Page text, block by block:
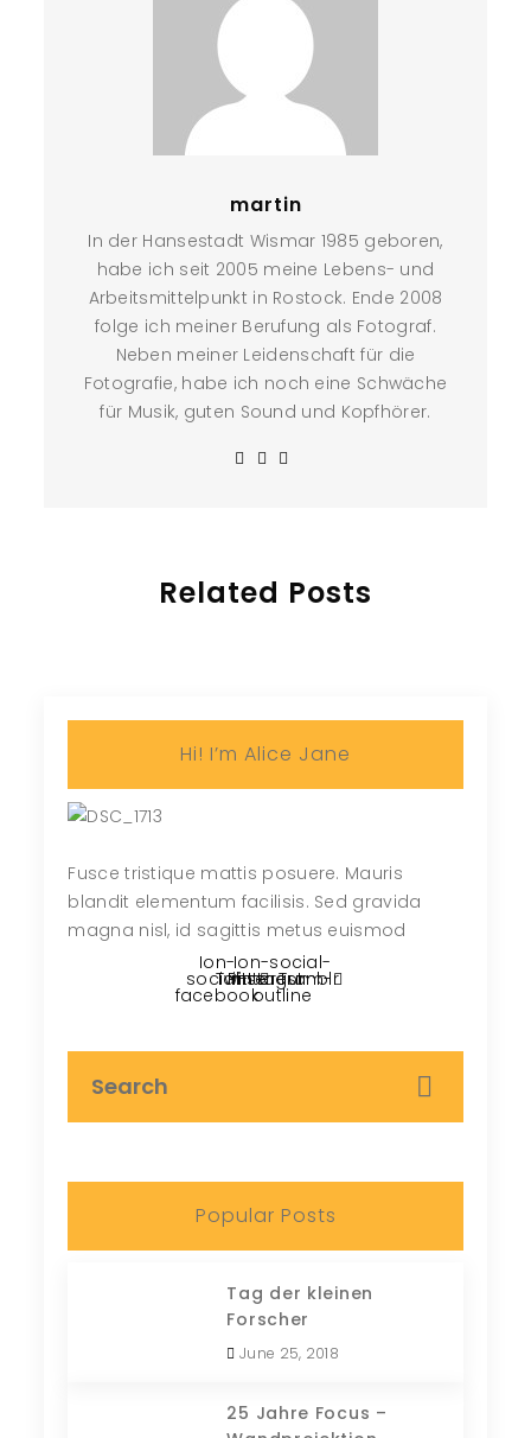
martin
In der Hansestadt Wismar 1985 geboren,
habe ich seit 2005 meine Lebens- und
Arbeitsmittelpunkt in Rostock. Ende 2008
folge ich meiner Berufung als Fotograf.
Neben meiner Leidenschaft für die
Fotografie, habe ich noch eine Schwäche
für Musik, guten Sound und Kopfhörer.
Related Posts
Hi! I’m Alice Jane
Fusce tristique mattis posuere. Mauris
blandit elementum facilisis. Sed gravida
magna nisl, id sagittis metus euismod
Ion-
social-
facebook
Twitter
Pinterest
Ion-social-
instagram-
outline
Tumblr
Popular Posts
Tag der kleinen
Forscher
June 25, 2018
25 Jahre Focus –